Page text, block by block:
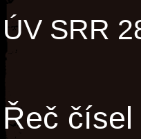
ÚV SRR
Řeč